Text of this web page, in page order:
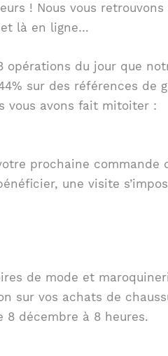
! Nous vous
là en ligne…
du jour que
sur des références
vous avons fait mitoiter :
prochaine
une visite
de mode et
sur vos achats de
8 décembre à 8 heures.